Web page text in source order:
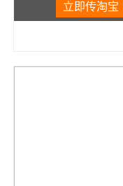
立即传淘宝